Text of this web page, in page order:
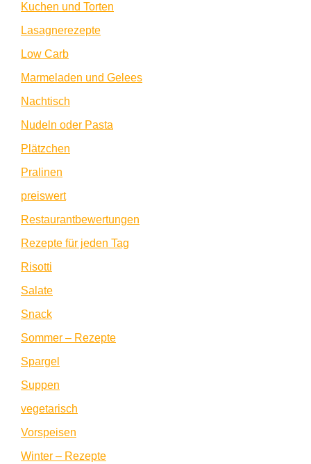
Kuchen und Torten
Lasagnerezepte
Low Carb
Marmeladen und Gelees
Nachtisch
Nudeln oder Pasta
Plätzchen
Pralinen
preiswert
Restaurantbewertungen
Rezepte für jeden Tag
Risotti
Salate
Snack
Sommer – Rezepte
Spargel
Suppen
vegetarisch
Vorspeisen
Winter – Rezepte